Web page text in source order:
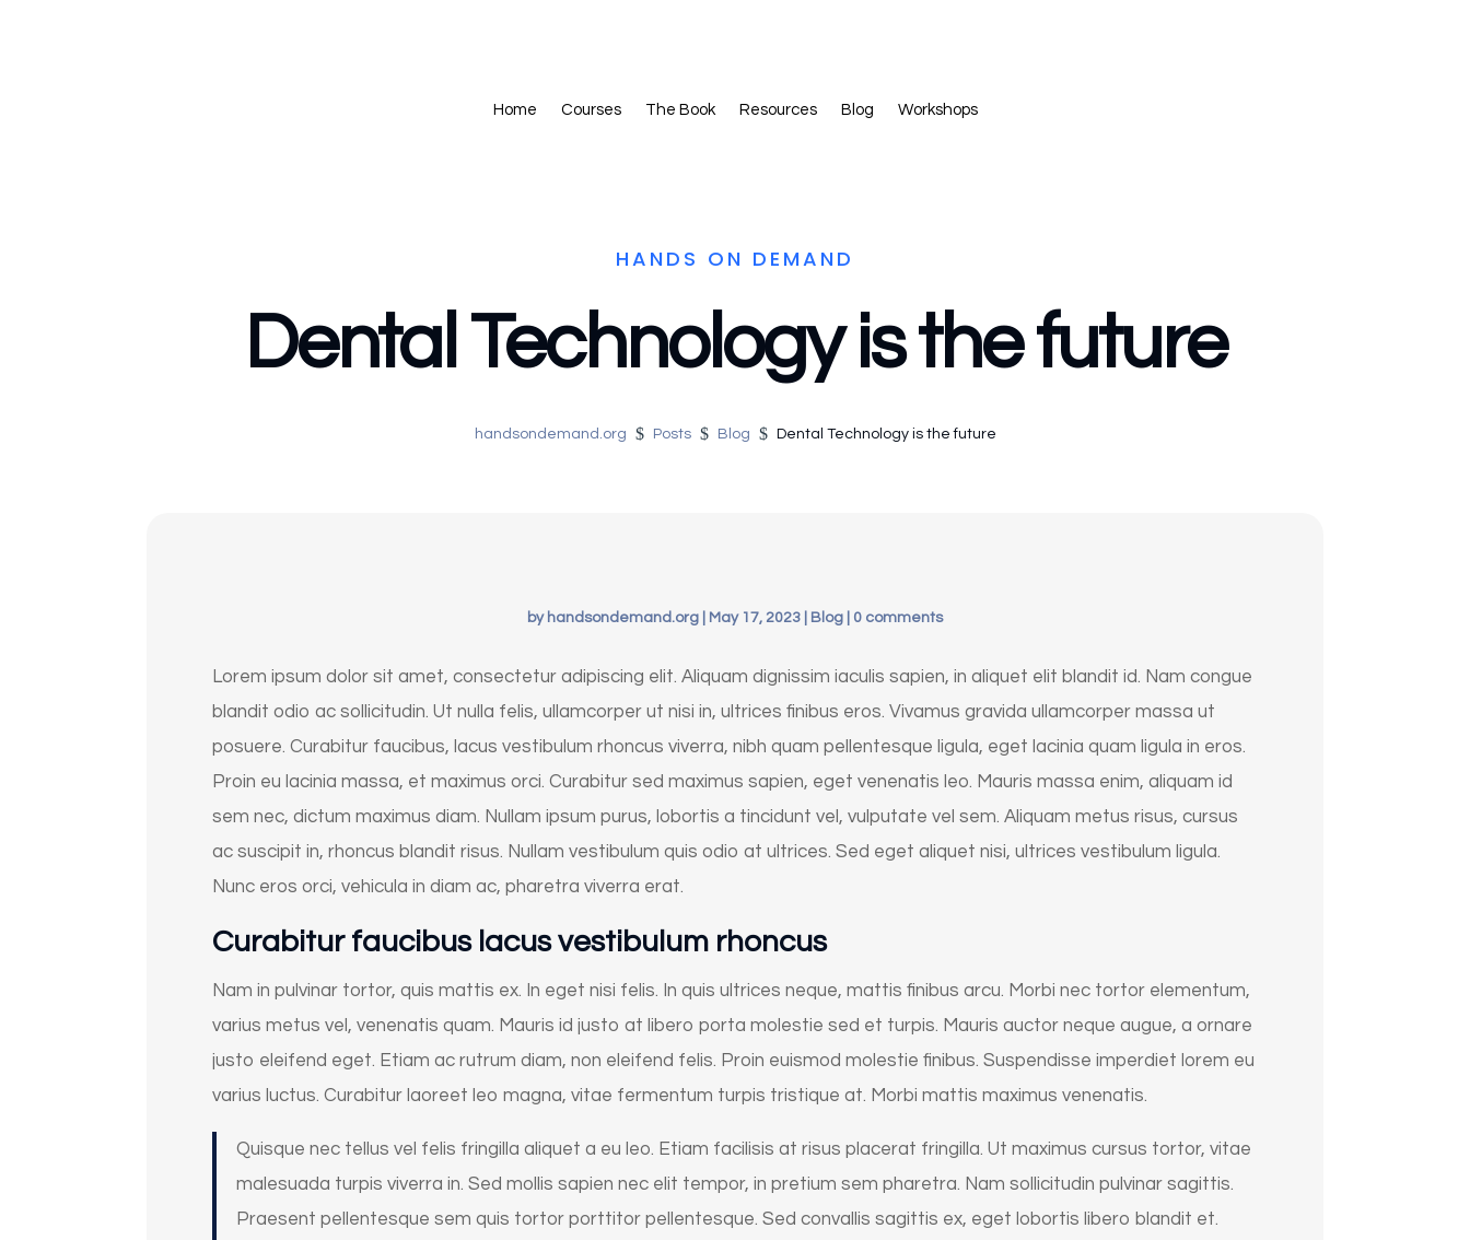
Home Courses The Book Resources Blog Workshops
HANDS ON DEMAND
Dental Technology is the future
handsondemand.org $ Posts $ Blog $ Dental Technology is the future
by handsondemand.org May 17, 2023 Blog 0 comments
Lorem ipsum dolor sit amet, consectetur adipiscing elit. Aliquam dignissim iaculis sapien, in aliquet elit blandit id. Nam congue
blandit odio ac sollicitudin. Ut nulla felis, ullamcorper ut nisi in, ultrices finibus eros. Vivamus gravida ullamcorper massa ut
posuere. Curabitur faucibus, lacus vestibulum rhoncus viverra, nibh quam pellentesque ligula, eget lacinia quam ligula in eros.
Proin eu lacinia massa, et maximus orci. Curabitur sed maximus sapien, eget venenatis leo. Mauris massa enim, aliquam id
sem nec, dictum maximus diam. Nullam ipsum purus, lobortis a tincidunt vel, vulputate vel sem. Aliquam metus risus, cursus
ac suscipit in, rhoncus blandit risus. Nullam vestibulum quis odio at ultrices. Sed eget aliquet nisi, ultrices vestibulum ligula.
Nunc eros orci, vehicula in diam ac, pharetra viverra erat.
Curabitur faucibus lacus vestibulum rhoncus
Nam in pulvinar tortor, quis mattis ex. In eget nisi felis. In quis ultrices neque, mattis finibus arcu. Morbi nec tortor elementum,
varius metus vel, venenatis quam. Mauris id justo at libero porta molestie sed et turpis. Mauris auctor neque augue, a ornare
justo eleifend eget. Etiam ac rutrum diam, non eleifend felis. Proin euismod molestie finibus. Suspendisse imperdiet lorem eu
varius luctus. Curabitur laoreet leo magna, vitae fermentum turpis tristique at. Morbi mattis maximus venenatis.
Quisque nec tellus vel felis fringilla aliquet a eu leo. Etiam facilisis at risus placerat fringilla. Ut maximus cursus tortor, vitae
malesuada turpis viverra in. Sed mollis sapien nec elit tempor, in pretium sem pharetra. Nam sollicitudin pulvinar sagittis.
Praesent pellentesque sem quis tortor porttitor pellentesque. Sed convallis sagittis ex, eget lobortis libero blandit et.